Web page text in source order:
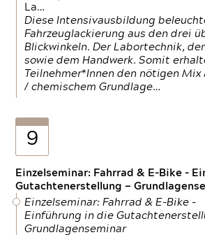
La…
Diese Intensivausbildung
Fahrzeuglackierung aus den drei
Blickwinkeln. Der Labortechnik,
sowie dem Handwerk. Somit
Teilnehmer*Innen den nötigen
/ chemischem Grundlage…
9
Einzelseminar: Fahrrad & E-Bike -
Gutachtenerstellung —
Einzelseminar: Fahrrad & E-Bike -
Einführung in die
Grundlagenseminar